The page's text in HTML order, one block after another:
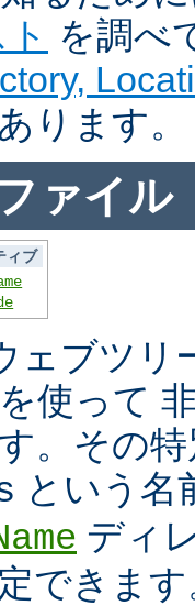
を調べ
ります。
ァイル
ィブ
ェブツリ
使って
。その
という名
ディ
できま